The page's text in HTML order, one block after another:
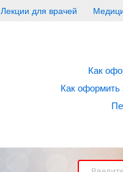
Лекции для врачей
Как
Как оформить